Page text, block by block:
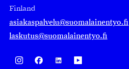
Finland
asiakaspalvelu@suomalainentyo.fi
laskutus@suomalainentyo.fi